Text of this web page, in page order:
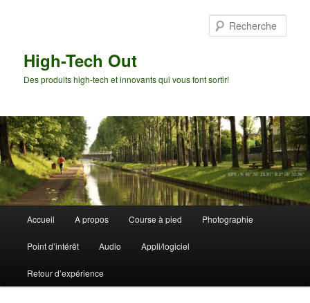
High-Tech Out
Des produits high-tech et innovants qui vous font sortir!
principal
Accueil A propos Course à pied Photographie
Point d’intérêt Audio Appli/logiciel
Retour d’expérience